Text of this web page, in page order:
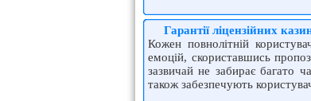
Гарантії ліцензійних
Кожен повнолітній
емоцій, скориставшись
зазвичай не забирає багато
також забезпечують